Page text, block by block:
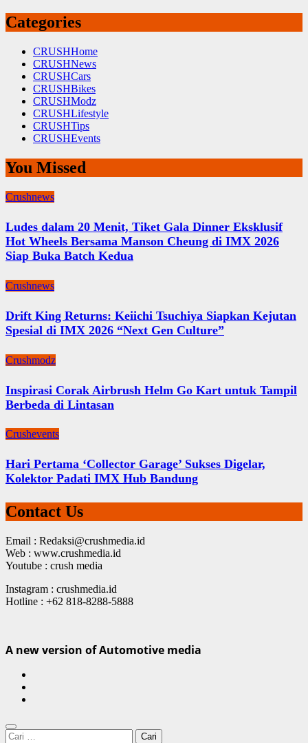
Categories
CRUSHHome
CRUSHNews
CRUSHCars
CRUSHBikes
CRUSHModz
CRUSHLifestyle
CRUSHTips
CRUSHEvents
You Missed
Crushnews
Ludes dalam 20 Menit, Tiket Gala Dinner Eksklusif
Hot Wheels Bersama Manson Cheung di IMX 2026
Siap Buka Batch Kedua
Crushnews
Drift King Returns: Keiichi Tsuchiya Siapkan Kejutan
Spesial di IMX 2026 “Next Gen Culture”
Crushmodz
Inspirasi Corak Airbrush Helm Go Kart untuk Tampil
Berbeda di Lintasan
Crushevents
Hari Pertama ‘Collector Garage’ Sukses Digelar,
Kolektor Padati IMX Hub Bandung
Contact Us
Email : Redaksi@crushmedia.id
Web : www.crushmedia.id
Youtube : crush media
Instagram : crushmedia.id
Hotline : +62 818-8288-5888
A new version of Automotive media
Cari